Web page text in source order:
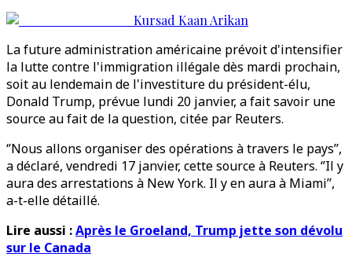
Kursad Kaan Arikan
La future administration américaine prévoit d'intensifier
la lutte contre l'immigration illégale dès mardi prochain,
soit au lendemain de l'investiture du président-élu,
Donald Trump, prévue lundi 20 janvier, a fait savoir une
source au fait de la question, citée par Reuters.
‘’Nous allons organiser des opérations à travers le pays’’,
a déclaré, vendredi 17 janvier, cette source à Reuters. ‘’Il y
aura des arrestations à New York. Il y en aura à Miami’’,
a-t-elle détaillé.
Lire aussi :Après le Groeland, Trump jette son dévolu
sur le Canada